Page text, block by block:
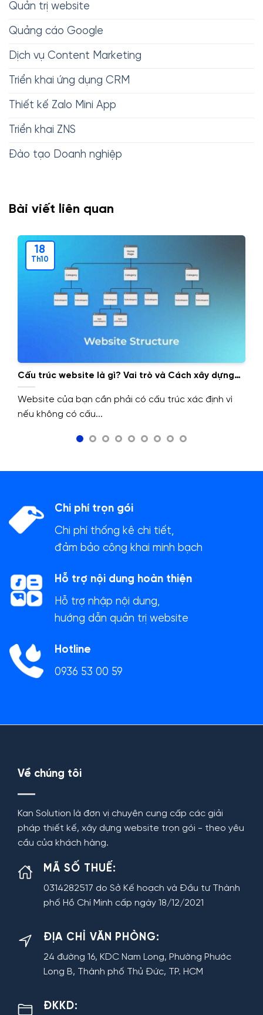
Quản trị website
Quảng cáo Google
Dịch vụ Content Marketing
Triển khai ứng dụng CRM
Thiết kế Zalo Mini App
Triển khai ZNS
Đào tạo Doanh nghiệp
Bài viết liên quan
Cấu trúc website là gì? Vai trò và Cách xây dựng
cấu trúc website.
Website của bạn cần phải có cấu trúc xác định vì
nếu không có cấu...
18
Th10
Chi phí trọn gói
Chi phí thống kê chi tiết,
đảm bảo công khai minh bạch
Hỗ trợ nội dung hoàn thiện
Hỗ trợ nhập nội dung,
hướng dẫn quản trị website
Hotline
0936 53 00 59
Về chúng tôi
Kan Solution là đơn vị chuyên cung cấp các giải
pháp thiết kế, xây dựng website trọn gói - theo yêu
cầu của khách hàng.
MÃ SỐ THUẾ:
0314282517 do Sở Kế hoạch và Đầu tư Thành
phố Hồ Chí Minh cấp ngày 18/12/2021
ĐỊA CHỈ VĂN PHÒNG:
24 đường 16, KDC Nam Long, Phường Phước
Long B, Thành phố Thủ Đức, TP. HCM
ĐKKD: